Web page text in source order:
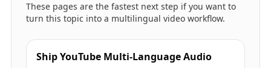
These pages are the fastest next step if you want to
turn this topic into a multilingual video workflow.
Ship YouTube Multi-Language Audio